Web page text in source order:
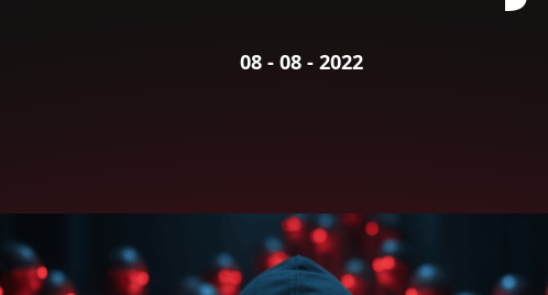
08 - 08 - 2022